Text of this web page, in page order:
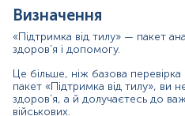
прийом ліків неможливо,
адміністратора.
В день дослідження
Для грудних дітей перед
можливу паузу міжгодуваннями.
Визначення
«Підтримка від тилу» — пакет
здоров’я і допомогу.
Це більше, ніж базова
пакет «Підтримка від тилу», ви
здоров’я, а й долучаєтесь до
військових.